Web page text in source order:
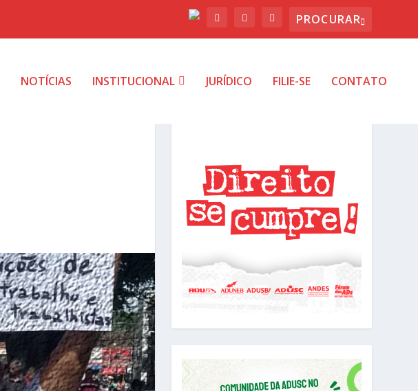
NOTÍCIAS INSTITUCIONAL JURÍDICO FILIE-SE CONTATO